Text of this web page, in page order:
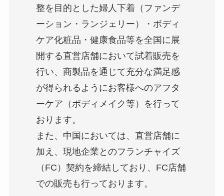
整を目的とした婦人下着（ファンデ
ーション・ランジェリー）・ボディ
ケア化粧品・健康食品等を全国に展
開する直営店舗において試着販売を
行い、商製品を通じて充分な満足感
が得られるようにお客様へのアフタ
ーケア（ボディメイク等）を行って
おります。
また、中国においては、直営店舗に
加え、現地企業とのフランチャイズ
（FC）契約を締結しており、FC店舗
での販売も行っております。